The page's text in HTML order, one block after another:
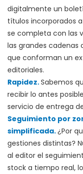
digitalmente un
títulos incorporados
se completa con las
las grandes cadenas
que conforman un
editoriales.
Rapidez.Sabemos
recibir lo antes
servicio de entrega
Seguimiento por
simplificada.¿Por
gestiones distintas?
al editor el
stock a tiempo real,